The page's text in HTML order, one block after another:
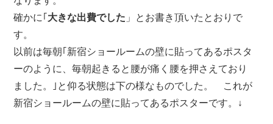
確かに｢ 大きな出費でした 」とお書き頂いたとおりで
す。
以前は毎朝｢新宿ショールームの壁に貼ってあるポスタ
ーのように、毎朝起きると腰が痛く腰を押さえており
ました。｣と仰る状態は下の様なものでした。 これが
新宿ショールームの壁に貼ってあるポスターです。↓